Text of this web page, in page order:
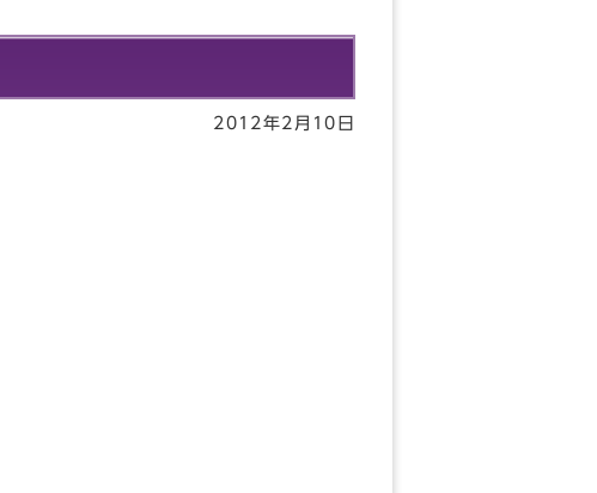
2012年2月10日